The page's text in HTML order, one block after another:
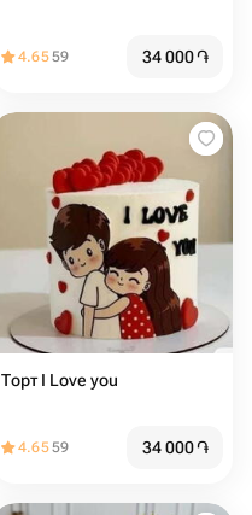
4.6559 34 000֏
Торт I Love you ️
4.6559 34 000֏